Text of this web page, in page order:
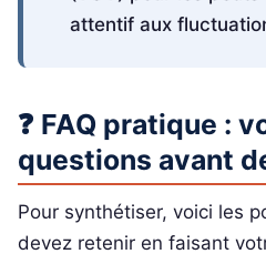
attentif aux
❓ FAQ pratique :
questions avant
Pour synthétiser, voici les
devez retenir en faisant